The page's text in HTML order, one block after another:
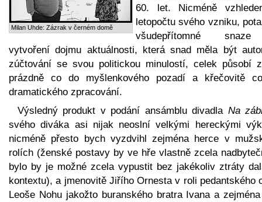
Milan Uhde: Zázrak v černém domě
60. let. Nicméně
letopočtu svého vzniku,
všudepřítomné
vytvoření dojmu aktuálnosti, která snad měla být
zúčtování se svou politickou minulostí, celek působí
prázdně co do myšlenkového pozadí a křečovitě
dramatického zpracování.
Výsledný produkt v podání ansámblu divadla Na
svého diváka asi nijak neoslní velkými hereckými
nicméně přesto bych vyzdvihl zejména herce v
rolích (ženské postavy by ve hře vlastně zcela
bylo by je možné zcela vypustit bez jakékoliv ztráty
kontextu), a jmenovitě Jiřího Ornesta v roli pedantského
Leoše Nohu jakožto buranského bratra Ivana a